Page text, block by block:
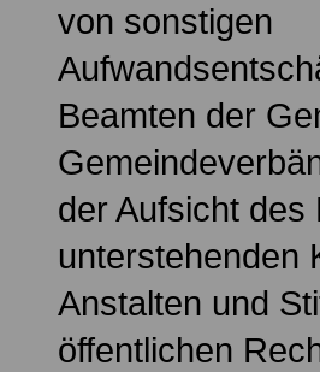
von sonstigen
Beamten der
der Aufsicht des
unterstehenden
Anstalten und
öffentlichen